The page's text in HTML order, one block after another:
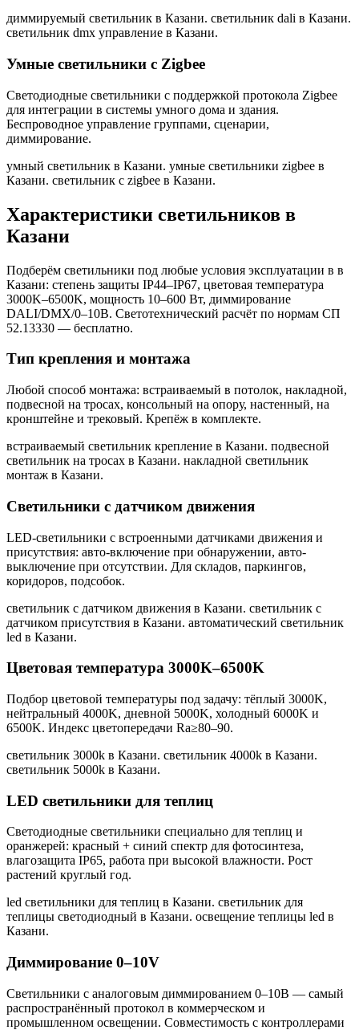
диммируемый светильник в Казани. светильник dali в Казани.
светильник dmx управление в Казани.
Умные светильники с Zigbee
Светодиодные светильники с поддержкой протокола Zigbee
для интеграции в системы умного дома и здания.
Беспроводное управление группами, сценарии,
диммирование.
умный светильник в Казани. умные светильники zigbee в
Казани. светильник с zigbee в Казани.
Характеристики светильников в
Казани
Подберём светильники под любые условия эксплуатации в в
Казани: степень защиты IP44–IP67, цветовая температура
3000K–6500K, мощность 10–600 Вт, диммирование
DALI/DMX/0–10В. Светотехнический расчёт по нормам СП
52.13330 — бесплатно.
Тип крепления и монтажа
Любой способ монтажа: встраиваемый в потолок, накладной,
подвесной на тросах, консольный на опору, настенный, на
кронштейне и трековый. Крепёж в комплекте.
встраиваемый светильник крепление в Казани. подвесной
светильник на тросах в Казани. накладной светильник
монтаж в Казани.
Светильники с датчиком движения
LED-светильники с встроенными датчиками движения и
присутствия: авто-включение при обнаружении, авто-
выключение при отсутствии. Для складов, паркингов,
коридоров, подсобок.
светильник с датчиком движения в Казани. светильник с
датчиком присутствия в Казани. автоматический светильник
led в Казани.
Цветовая температура 3000K–6500K
Подбор цветовой температуры под задачу: тёплый 3000K,
нейтральный 4000K, дневной 5000K, холодный 6000K и
6500K. Индекс цветопередачи Ra≥80–90.
светильник 3000k в Казани. светильник 4000k в Казани.
светильник 5000k в Казани.
LED светильники для теплиц
Светодиодные светильники специально для теплиц и
оранжерей: красный + синий спектр для фотосинтеза,
влагозащита IP65, работа при высокой влажности. Рост
растений круглый год.
led светильники для теплиц в Казани. светильник для
теплицы светодиодный в Казани. освещение теплицы led в
Казани.
Диммирование 0–10V
Светильники с аналоговым диммированием 0–10В — самый
распространённый протокол в коммерческом и
промышленном освещении. Совместимость с контроллерами